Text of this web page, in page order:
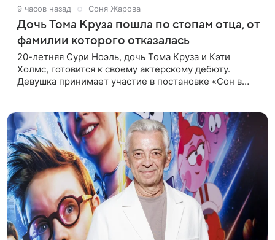
9 часов назад Соня Жарова
Дочь Тома Круза пошла по стопам отца, от
фамилии которого отказалась
20-летняя Сури Ноэль, дочь Тома Круза и Кэти
Холмс, готовится к своему актерскому дебюту.
Девушка принимает участие в постановке «Сон в